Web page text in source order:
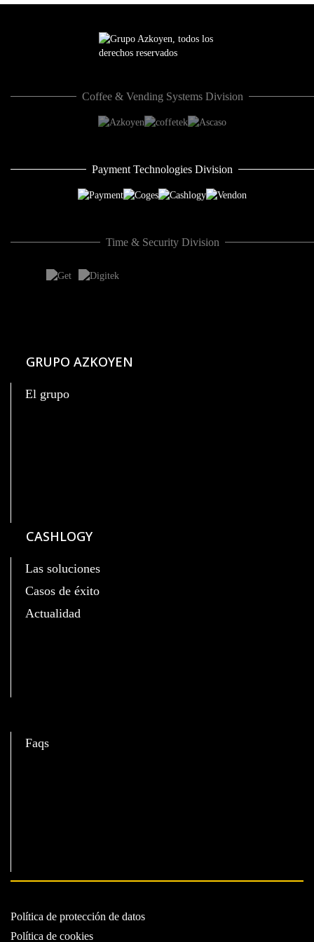
Coffee & Vending Systems Division
Payment Technologies Division
Time & Security Division
GRUPO AZKOYEN
El grupo
CASHLOGY
Las soluciones
Casos de éxito
Actualidad
Faqs
Política de protección de datos
Política de cookies